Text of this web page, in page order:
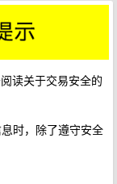
读关于交易安全的
时，除了遵守安全